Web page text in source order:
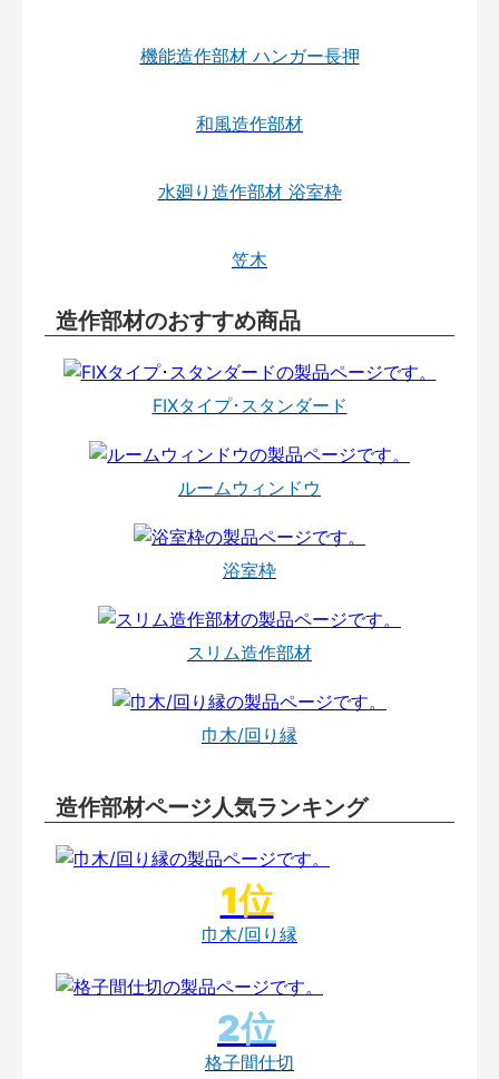
機能造作部材 ハンガー長押
和風造作部材
水廻り造作部材 浴室枠
笠木
造作部材のおすすめ商品
FIXタイプ･スタンダード
ルームウィンドウ
浴室枠
スリム造作部材
巾木/回り縁
造作部材ページ人気ランキング
巾木/回り縁
格子間仕切